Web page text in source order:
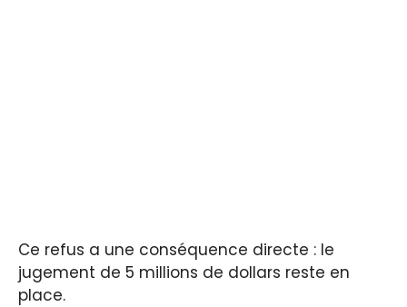
Ce refus a une conséquence directe : le
jugement de 5 millions de dollars reste en
place.